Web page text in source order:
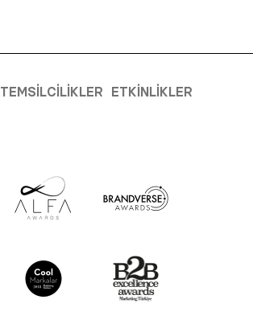
TEMSILCILIKLER ETKINLIKLER